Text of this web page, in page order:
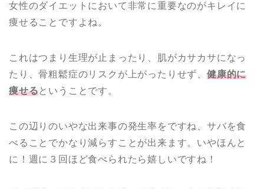
女性のダイエットにおいて非常に重要なのがキレイに
痩せることですよね。
これはつまり生理が止まったり、肌がカサカサになっ
たり、骨粗鬆症のリスクが上がったりせず、 健康的に
痩せるということです。
この辺りのいやな出来事の発生率をですね、サバを食
べることでかなり減らすことが出来ます。いやほんと
に！週に３回ほど食べられたら嬉しいですね！